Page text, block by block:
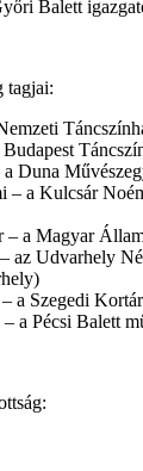
Balett
tagjai:
Duna
– a Kulcsár
a Magyar
az Udvarhely
a Szegedi
a Pécsi Balett